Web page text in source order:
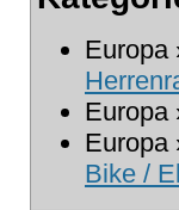
Europa
Europa
Europa
Bike /